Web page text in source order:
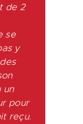
de 2
se
y
un
pour
reçu.